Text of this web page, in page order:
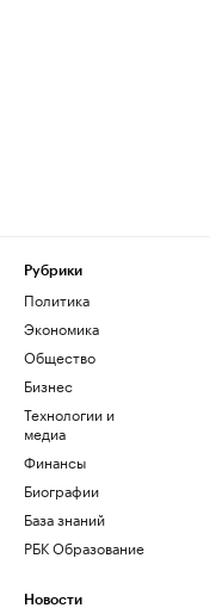
Рубрики
Политика
Экономика
Общество
Бизнес
Технологии и
медиа
Финансы
Биографии
База знаний
РБК Образование
Новости